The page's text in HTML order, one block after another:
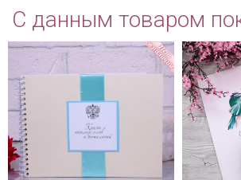
С данным товаром